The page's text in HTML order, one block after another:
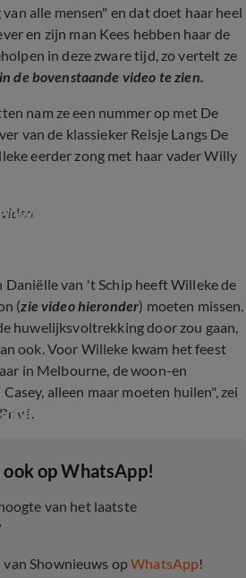
alle mensen" en dat doet haar heel
en zijn man Kees hebben haar de
in deze zware tijd, zo vertelt ze
de bovenstaande video te zien.
nam ze een nummer op met De
van de klassieker Reisje Langs De
eerder zong met haar vader Willy
met De Bevers
Daniëlle van 't Schip heeft Willeke de
(zie video hieronder) moeten missen.
huwelijksvoltrekking door zou gaan,
ook. Voor Willeke kwam het feest
in Melbourne, de woon-en
alleen maar moeten huilen", zei
getrouwd
op WhatsApp!
van het laatste
van Shownieuws opWhatsApp!